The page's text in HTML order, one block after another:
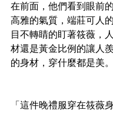
在前面，他們看到眼前
高雅的氣質，端莊可人
目不轉睛的盯著筱薇，
材還是黃金比例的讓人
的身材，穿什麼都是美。
「這件晚禮服穿在筱薇